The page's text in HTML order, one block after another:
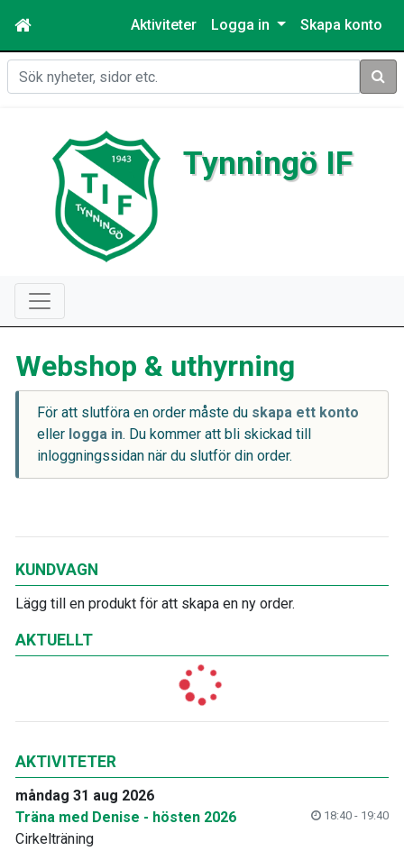
Aktiviteter Logga in Skapa konto
Sök
Tynningö IF
KUNDVAGN
Lägg till en produkt för att skapa en ny order.
Webshop & uthyrning
För att slutföra en order måste du skapa ett konto
eller logga in. Du kommer att bli skickad till
inloggningssidan när du slutför din order.
AKTUELLT
AKTIVITETER
måndag 31 aug 2026
Träna med Denise - hösten 2026
18:40 - 19:40
Cirkelträning